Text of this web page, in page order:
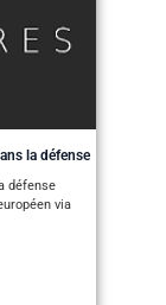
la défense
défense
via